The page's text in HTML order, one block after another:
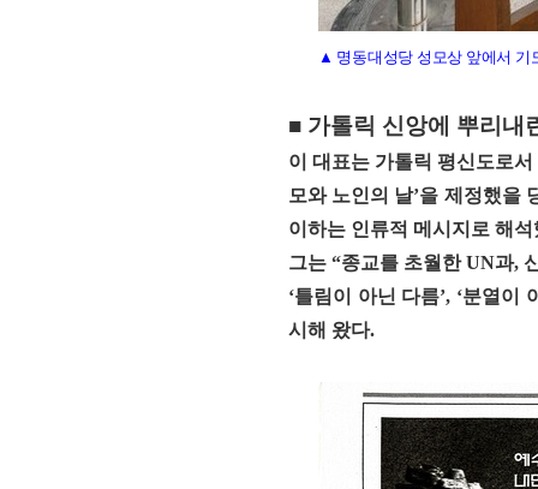
▲ 명동대성당 성모상 앞에서
■ 가톨릭 신앙에 뿌리내
이 대표는 가톨릭 평신도로
모와 노인의 날’을 제정했을
이하는 인류적 메시지 로 해
그는 “종교를 초월한 UN과,
‘틀림이 아닌 다름’, ‘분열
시해 왔다.